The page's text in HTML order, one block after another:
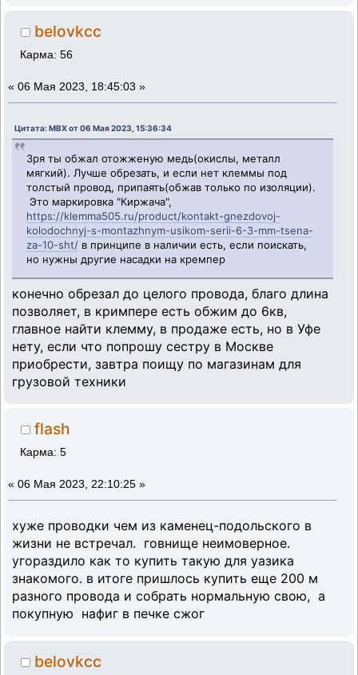
belovkcc
Карма: 56
« 06 Мая 2023, 18:45:03 »
Цитата: MBX от 06 Мая 2023, 15:36:34
Зря ты обжал отожженую медь(окислы, металл
мягкий). Лучше обрезать, и если нет клеммы под
толстый провод, припаять(обжав только по изоляции).
Это маркировка "Киржача",
https://klemma505.ru/product/kontakt-gnezdovoj-
kolodochnyj-s-montazhnym-usikom-serii-6-3-mm-tsena-
za-10-sht/ в принципе в наличии есть, если поискать,
но нужны другие насадки на кремпер
конечно обрезал до целого провода, благо длина
позволяет, в кримпере есть обжим до 6кв,
главное найти клемму, в продаже есть, но в Уфе
нету, если что попрошу сестру в Москве
приобрести, завтра поищу по магазинам для
грузовой техники
flash
Карма: 5
« 06 Мая 2023, 22:10:25 »
хуже проводки чем из каменец-подольского в
жизни не встречал. говнище неимоверное.
угораздило как то купить такую для уазика
знакомого. в итоге пришлось купить еще 200 м
разного провода и собрать нормальную свою, а
покупную нафиг в печке сжог
belovkcc